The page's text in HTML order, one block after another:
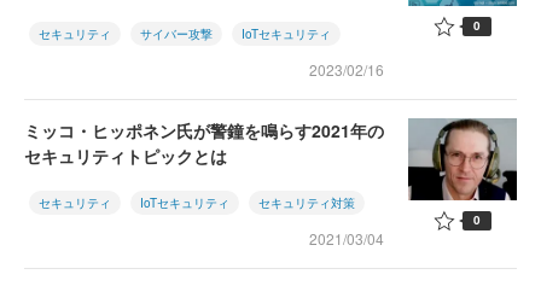
セキュリティ サイバー攻撃 IoTセキュリティ
2023/02/16
0
ミッコ・ヒッポネン氏が警鐘を鳴らす2021年の
セキュリティトピックとは
セキュリティ IoTセキュリティ セキュリティ対策
2021/03/04
0